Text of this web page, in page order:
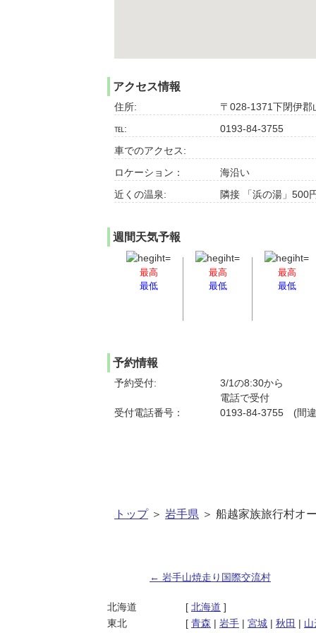
アクセス情報
住所:
〒028-1371下閉伊郡
℡:
0193-84-3755
車でのアクセス:
ロケーション：
海沿い
近くの温泉:
隣接 「浜の湯」500
週間天気予報
最高
最低
最高
最低
最高
最低
予約情報
予約受付:
3/1の8:30から
電話で受付
受付電話番号：
0193-84-3755 (間違
トップ＞ 岩手県 ＞ 船越家族旅行村オ
投稿ナビゲーション
← 岩手山焼走り国際交流村
北海道 [ 北海道 ]
東北
[ 青森 | 岩手 | 宮城 | 秋田 |